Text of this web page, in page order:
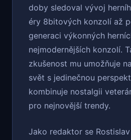
doby sledoval vývoj
éry 8bitových konzolí až
generaci výkonných
nejmodernějších konzolí.
zkušenost mu umožňuje
svět s jedinečnou
kombinuje nostalgii
pro nejnovější trendy.
Jako redaktor se